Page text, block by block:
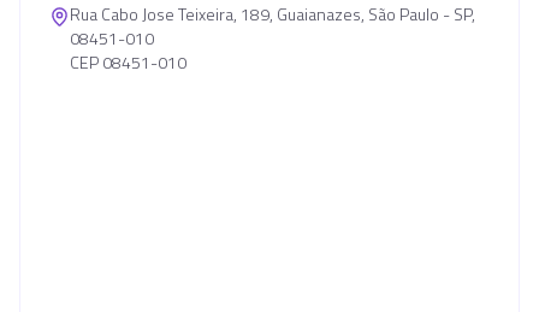
Rua Cabo Jose Teixeira, 189, Guaianazes, São Paulo - SP,
08451-010
CEP 08451-010